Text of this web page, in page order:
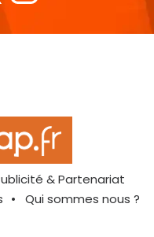
& Partenariat
Qui sommes nous ?